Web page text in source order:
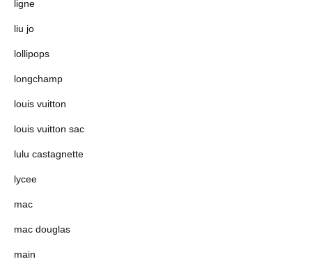
ligne
liu jo
lollipops
longchamp
louis vuitton
louis vuitton sac
lulu castagnette
lycee
mac
mac douglas
main